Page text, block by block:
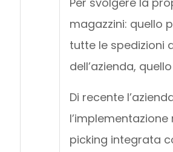
magazzini: quello
tutte le spedizioni
dell’azienda,
Di recente
picking integrata